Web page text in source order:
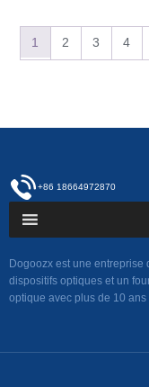
1 2 3 4
+86 18664972870
Dogoozx est une
dispositifs optiques et un
optique avec plus de 10 ans